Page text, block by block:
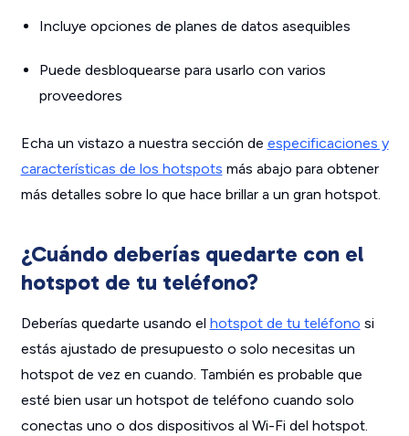
Incluye opciones de planes de datos asequibles
Puede desbloquearse para usarlo con varios
proveedores
Echa un vistazo a nuestra sección de especificaciones y
características de los hotspots más abajo para obtener
más detalles sobre lo que hace brillar a un gran hotspot.
¿Cuándo deberías quedarte con el
hotspot de tu teléfono?
Deberías quedarte usando el hotspot de tu teléfono si
estás ajustado de presupuesto o solo necesitas un
hotspot de vez en cuando. También es probable que
esté bien usar un hotspot de teléfono cuando solo
conectas uno o dos dispositivos al Wi-Fi del hotspot.